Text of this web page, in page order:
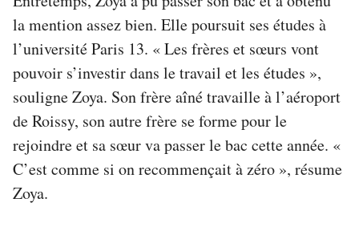
la mention assez bien. Elle poursuit ses études à
l’université Paris 13. « Les frères et sœurs vont
pouvoir s’investir dans le travail et les études »,
souligne Zoya. Son frère aîné travaille à l’aéroport
de Roissy, son autre frère se forme pour le
rejoindre et sa sœur va passer le bac cette année. «
C’est comme si on recommençait à zéro », résume
Zoya.